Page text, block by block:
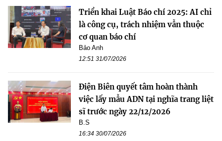
Triển khai Luật Báo chí 2025: AI chỉ
là công cụ, trách nhiệm vẫn thuộc
cơ quan báo chí
Bảo Anh
12:51 31/07/2026
Điện Biên quyết tâm hoàn thành
việc lấy mẫu ADN tại nghĩa trang liệt
sĩ trước ngày 22/12/2026
B.S
16:34 30/07/2026